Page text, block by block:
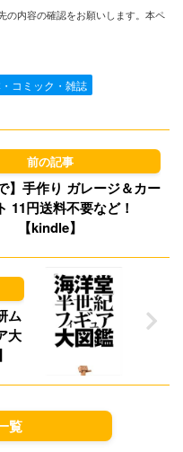
l o
o
n
y
の内容の確認をお願いします。本ペ
コミック・雑誌
】手作り ガレージ＆カー
11円送料不要など！
【kindle】
ム
大
覧